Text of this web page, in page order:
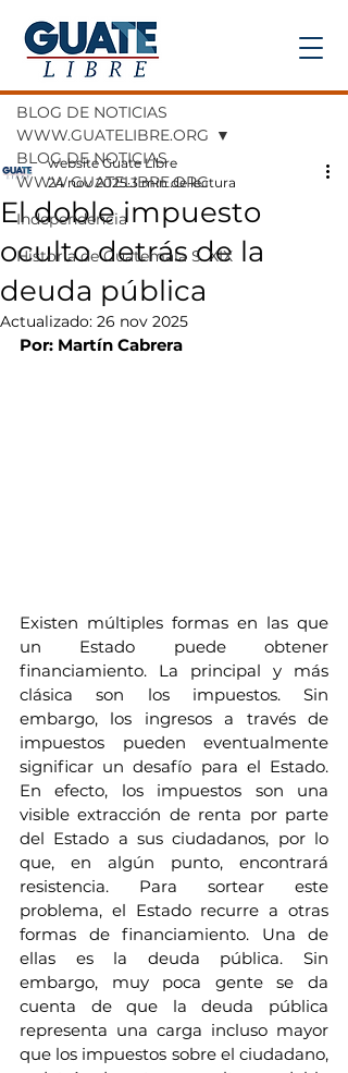
Entrada
BLOG DE NOTICIAS
WWW.GUATELIBRE.ORG
Independencia
Historia de Guatemala S. XIX
BLOG DE NOTICIAS
WWW.GUATELIBRE.ORG
El doble impuesto
oculto detrás de la
deuda pública
website Guate Libre
24 nov 2025 3 min de lectura
Actualizado: 26 nov 2025
Por: Martín Cabrera
Existen múltiples formas en las que
un Estado puede obtener
financiamiento. La principal y más
clásica son los impuestos. Sin
embargo, los ingresos a través de
impuestos pueden eventualmente
significar un desafío para el Estado.
En efecto, los impuestos son una
visible extracción de renta por parte
del Estado a sus ciudadanos, por lo
que, en algún punto, encontrará
resistencia. Para sortear este
problema, el Estado recurre a otras
formas de financiamiento. Una de
ellas es la deuda pública. Sin
embargo, muy poca gente se da
cuenta de que la deuda pública
representa una carga incluso mayor
que los impuestos sobre el ciudadano,